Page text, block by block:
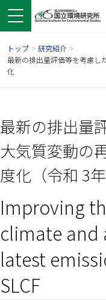
ドウで開きます）
ンドウで開きます）
ウインドウで開きま
トップ > 研究紹介 >
最新の排出量評価等を考慮し
化
最新の排出量
大気質変動の
度化（令和 3年
Improving
climate and
latest
SLCF